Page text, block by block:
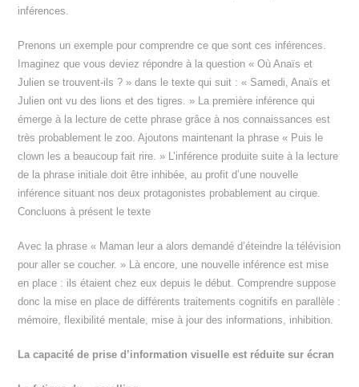
inférences.
Prenons un exemple pour comprendre ce que sont ces inférences.
Imaginez que vous deviez répondre à la question « Où Anaïs et
Julien se trouvent-ils ? » dans le texte qui suit : « Samedi, Anaïs et
Julien ont vu des lions et des tigres. » La première inférence qui
émerge à la lecture de cette phrase grâce à nos connaissances est
très probablement le zoo. Ajoutons maintenant la phrase « Puis le
clown les a beaucoup fait rire. » L’inférence produite suite à la lecture
de la phrase initiale doit être inhibée, au profit d’une nouvelle
inférence situant nos deux protagonistes probablement au cirque.
Concluons à présent le texte
Avec la phrase « Maman leur a alors demandé d’éteindre la télévision
pour aller se coucher. » Là encore, une nouvelle inférence est mise
en place : ils étaient chez eux depuis le début. Comprendre suppose
donc la mise en place de différents traitements cognitifs en parallèle :
mémoire, flexibilité mentale, mise à jour des informations, inhibition.
La capacité de prise d’information visuelle est réduite sur écran